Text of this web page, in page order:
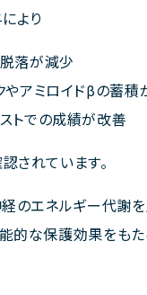
より
落が減少
やアミロイドβの蓄積
トでの成績が改善
されています。
経のエネルギー代謝
的な保護効果をもた